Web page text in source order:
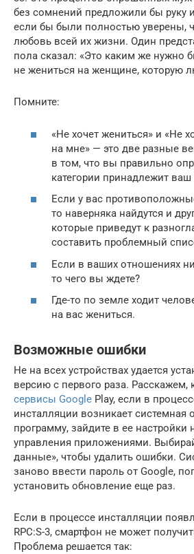
без сомнений предложили бы руку
если бы были полностью уверены,
любовь всей их жизни. Один
пола сказал: «Это каким же нужно
не жениться на женщине, которую
Помните:
«Не хочет жениться» и «Не
на мне» — это две разные
в том, что вы правильно
категории принадлежит ваш
Если у вас
то наверняка найдутся и
которые приведут к
составить проблемный
Если в ваших отношениях
то чего вы ждете?
Где-то по земле ходит
на вас жениться.
Возможные ошибки
Не на всех устройствах удается
версию с первого раза. Расскажем,
сервисы Google Play, если в
инсталляции возникает системная
программу, зайдите в ее настройки
управления приложениями.
данные», чтобы удалить ошибки.
заново ввести пароль от Google,
установить обновление еще раз.
Если в процессе инсталляции
RPC:S-3, смартфон не может
Проблема решается так: